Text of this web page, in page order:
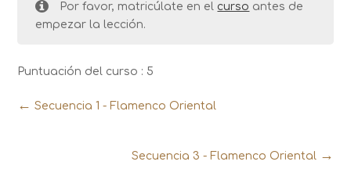
Por favor, matricúlate en el curso antes de
empezar la lección.
Puntuación del curso : 5
Secuencia 1 - Flamenco Oriental
Secuencia 3 - Flamenco Oriental